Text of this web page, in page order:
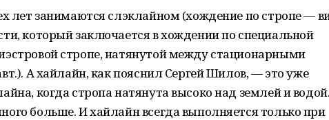
лет занимаются слэклайном (хождение по стропе —
который заключается в хождении по специальной
стропе, натянутой между стационарными
А хайлайн, как пояснил Сергей Шилов, — это уже
когда стропа натянута высоко над землей и
больше. И хайлайн всегда выполняется только при